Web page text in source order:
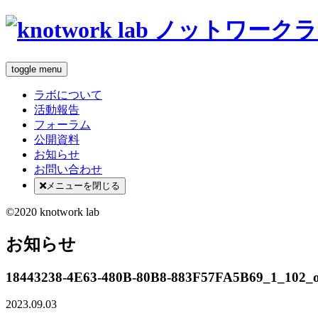
toggle menu
ラボについて
活動報告
フォーラム
公開資料
お知らせ
お問い合わせ
メニューを閉じる
©2020 knotwork lab
お知らせ
18443238-4E63-480B-80B8-
2023.09.03